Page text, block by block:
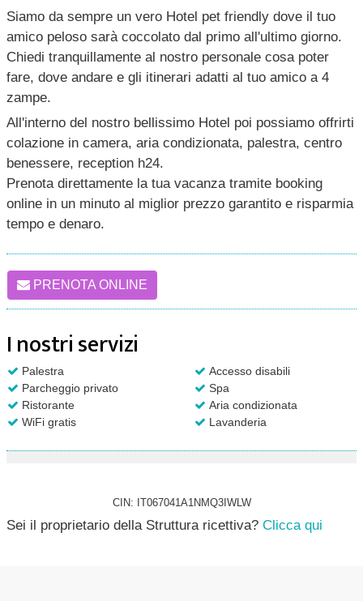
Siamo da sempre un vero Hotel pet friendly dove il tuo
amico peloso sarà coccolato dal primo all'ultimo giorno.
Chiedi tranquillamente al nostro personale cosa poter
fare, dove andare e gli itinerari adatti al tuo amico a 4
zampe.
All'interno del nostro bellissimo Hotel poi possiamo offrirti
colazione in camera, aria condizionata, palestra, centro
benessere, reception h24.
Prenota direttamente la tua vacanza tramite booking
online in un minuto al miglior prezzo garantito e risparmia
tempo e denaro.
PRENOTA ONLINE
I nostri servizi
Palestra
Accesso disabili
Parcheggio privato
Spa
Ristorante
Aria condizionata
WiFi gratis
Lavanderia
CIN: IT067041A1NMQ3IWLW
Sei il proprietario della Struttura ricettiva? Clicca qui